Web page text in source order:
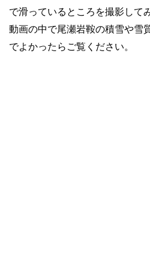
で滑っているところを撮影して
動画の中で尾瀬岩鞍の積雪や雪
でよかったらご覧ください。